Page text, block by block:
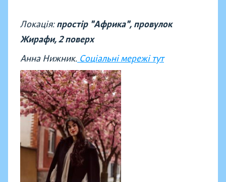
Локація:простір "Африка", провулок
Жирафи, 2 поверх
Анна Нижник. Соціальні мережі тут